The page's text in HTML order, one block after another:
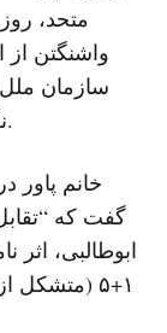
متحد،
واشنگتن از
سازمان
نگذاشته و به احتمال زیاد نخواهد گذاشت.
خانم پاور
گفت که
ابوطالبی،
۱+۵ (متشکل